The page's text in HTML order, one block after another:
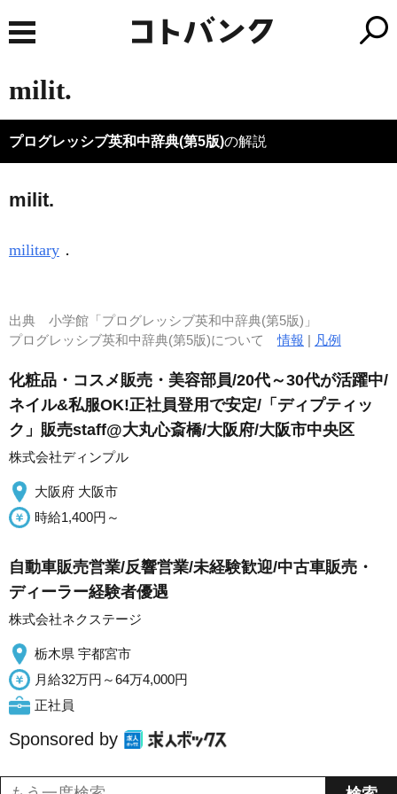
milit.
プログレッシブ英和中辞典(第5版)の解説
milit.
military ．
出典 小学館「プログレッシブ英和中辞典(第5版)」
プログレッシブ英和中辞典(第5版)について情報 | 凡例
化粧品・コスメ販売・美容部員/20代～30代が活躍中/
ネイル&私服OK!正社員登用で安定/「ディプティッ
ク」販売staff@大丸心斎橋/大阪府/大阪市中央区
株式会社ディンプル
大阪府 大阪市
時給1,400円～
自動車販売営業/反響営業/未経験歓迎/中古車販売・
ディーラー経験者優遇
株式会社ネクステージ
栃木県 宇都宮市
月給32万円～64万4,000円
正社員
Sponsored by